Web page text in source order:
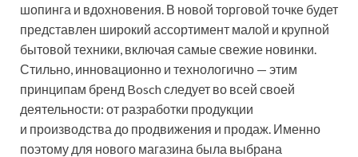
шопинга и вдохновения. В новой торговой точке будет
представлен широкий ассортимент малой и крупной
бытовой техники, включая самые свежие новинки.
Стильно, инновационно и технологично — этим
принципам бренд Bosch следует во всей своей
деятельности: от разработки продукции
и производства до продвижения и продаж. Именно
поэтому для нового магазина была выбрана